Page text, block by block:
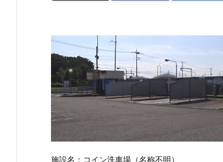
施設名：コイン洗車場（名称不明）